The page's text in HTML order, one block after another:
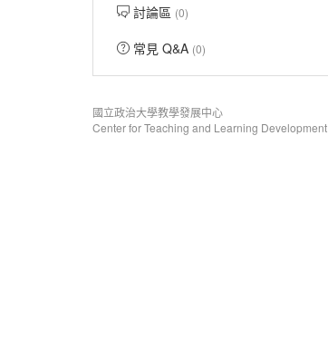
討論區 (0)
常見 Q&A (0)
國立政治大學教學發展中心
Center for Teaching and Learning Development